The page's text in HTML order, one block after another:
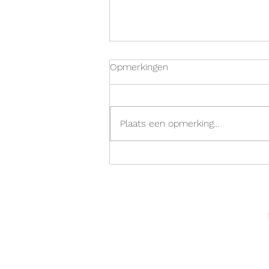
Opmerkingen
Plaats een opmerking...